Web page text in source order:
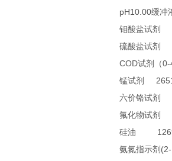
pH10.00缓冲
钼酸盐试剂
硫酸盐试剂
COD试剂（
锰试剂
六价铬试剂
氟化物试剂
硅油
氨氮指示剂